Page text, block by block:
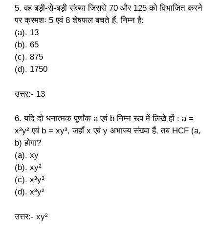
5. वह बड़ी-से-बड़ी संख्या जिससे 70 और 125 को विभाजित करने
पर क्रमशः 5 एवं 8 शेषफल बचते हैं, निम्न है:
(a). 13
(b). 65
(c). 875
(d). 1750
उत्तर:- 13
6. यदि दो धनात्मक पूर्णांक a एवं b निम्न रूप में लिखे हों : a =
x³y² एवं b = xy³, जहाँ x एवं y अभाज्य संख्या हैं, तब HCF (a,
b) होगा?
(a). xy
(b). xy²
(c). x³y³
(d). x³y²
उत्तर:- xy²